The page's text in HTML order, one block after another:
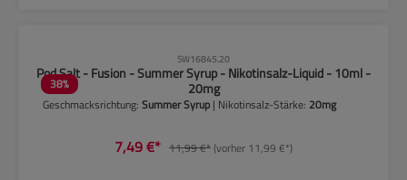
38%
SW16845.20
Pod Salt - Fusion - Summer Syrup - Nikotinsalz-Liquid - 10ml -
20mg
Geschmacksrichtung:Summer Syrup | Nikotinsalz-Stärke: 20mg
7,49 €* 11,99 €*(vorher 11,99 €*)